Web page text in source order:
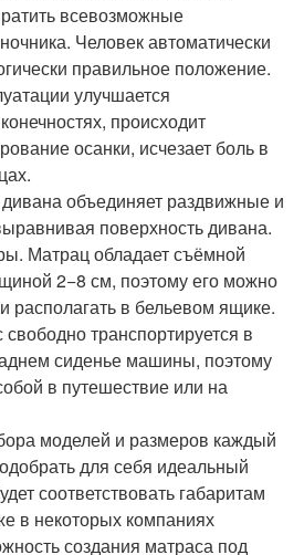
всевозможные
Человек автоматически
правильное положение.
улучшается
происходит
осанки, исчезает боль в
объединяет раздвижные и
поверхность дивана.
Матрац обладает съёмной
2−8 см, поэтому его можно
располагать в бельевом ящике.
транспортируется в
сиденье машины, поэтому
в путешествие или на
моделей и размеров каждый
для себя идеальный
соответствовать габаритам
в некоторых компаниях
создания матраса под